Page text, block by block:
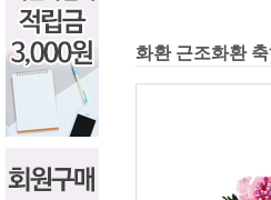
화환 근조화환